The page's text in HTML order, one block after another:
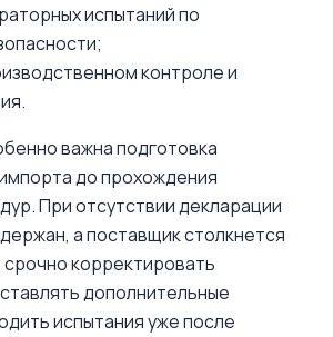
испытаний по
контроле и
важна подготовка
до прохождения
При отсутствии декларации
а поставщик столкнется
корректировать
дополнительные
испытания уже после